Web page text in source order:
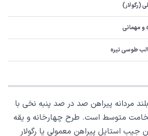
(رگولار)
و مهمانی
طوسی تیره
مردانه پیراهن صد در صد پنبه نخی با
متوسط است. طرح چهارخانه و یقه
جیب استایل پیراهن معمولی یا رگولار